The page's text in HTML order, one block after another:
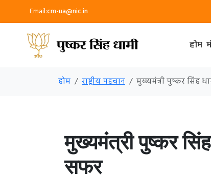
Email:cm-ua@nic.in
होम
होम राष्ट्रीय पहचान मुख्यमंत्री पुष्कर सिंह
मुख्यमंत्री पुष्कर
सफर